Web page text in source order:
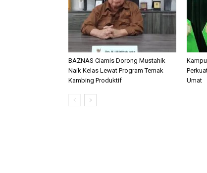
BAZNAS Ciamis Dorong Mustahik
Naik Kelas Lewat Program Ternak
Kambing Produktif
Umat